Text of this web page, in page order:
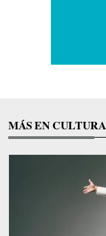
MÁS EN CULTURA